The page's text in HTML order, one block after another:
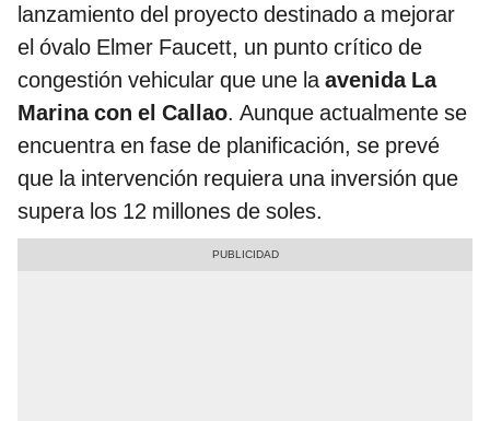
lanzamiento del proyecto destinado a mejorar
el óvalo Elmer Faucett, un punto crítico de
congestión vehicular que une laavenida La
Marina con el Callao. Aunque actualmente se
encuentra en fase de planificación, se prevé
que la intervención requiera una inversión que
supera los 12 millones de soles.